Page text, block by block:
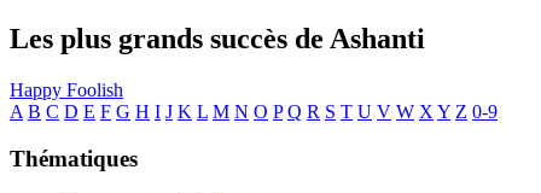
Les plus grands succès de Ashanti
Happy Foolish
A B C D E F G H I J K L M N O P Q R S T U V W X Y Z 0-9
Thématiques